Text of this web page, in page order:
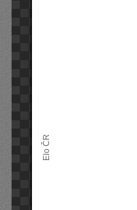
Elo ČR